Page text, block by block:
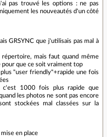
pas trouvé les options : ne pas
les nouveautés d'un côté
GRSYNC que j'utilisais pas mal à
mais faut quand même
pour que ce soit vraiment top
"user friendly"+rapide une fois
c'est 1000 fois plus rapide que
les photos ne sont pas encore
stockées mal classées sur la
en place